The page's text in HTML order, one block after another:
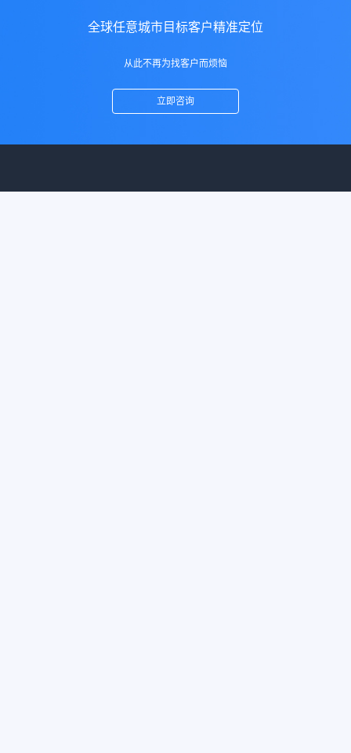
全球任意城市目标客户精准定位
从此不再为找客户而烦恼
立即咨询